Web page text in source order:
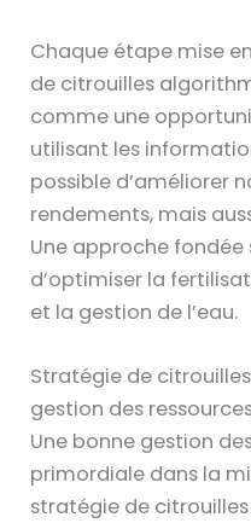
Chaque étape mise
de citrouilles
comme une
utilisant les
possible d’améliorer
rendements, mais
Une approche fondée
d’optimiser la
et la gestion de l’eau.
Stratégie de
gestion des
Une bonne gestion
primordiale dans la
stratégie de